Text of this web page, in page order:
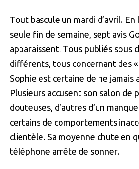
Tout bascule un mardi d’avril. En
seule fin de semaine, sept avis
apparaissent. Tous publiés sous
différents, tous concernant des «
Sophie est certaine de ne jamais
Plusieurs accusent son salon de
douteuses, d’autres d’un
certains de comportements
clientèle. Sa moyenne chute en
téléphone arrête de sonner.